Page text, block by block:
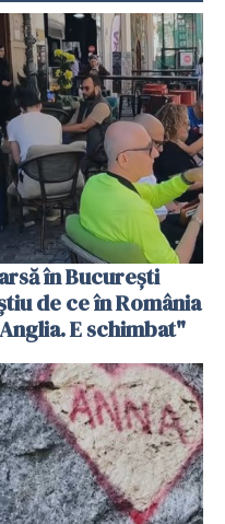
în București
de ce în România
E schimbat"